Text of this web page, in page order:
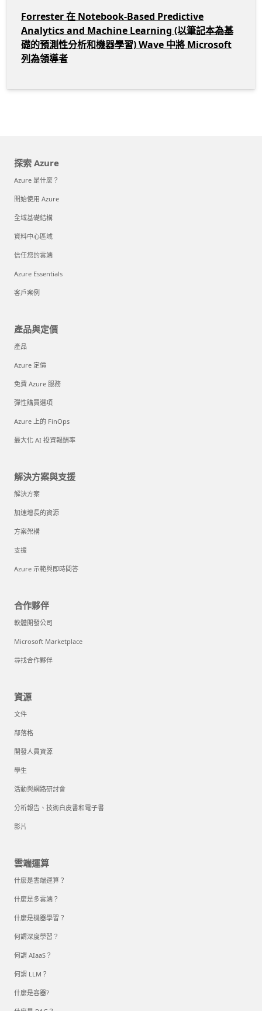
Forrester 在 Notebook-Based Predictive
Analytics and Machine Learning (以筆記本為基
礎的預測性分析和機器學習) Wave 中將 Microsoft
列為領導者
探索 Azure
Azure 是什麼？
開始使用 Azure
全域基礎結構
資料中心區域
信任您的雲端
Azure Essentials
客戶案例
產品與定價
產品
Azure 定價
免費 Azure 服務
彈性購買選項
Azure 上的 FinOps
最大化 AI 投資報酬率
解決方案與支援
解決方案
加速增長的資源
方案架構
支援
Azure 示範與即時問答
合作夥伴
軟體開發公司
Microsoft Marketplace
尋找合作夥伴
資源
文件
部落格
開發人員資源
學生
活動與網路研討會
分析報告、技術白皮書和電子書
影片
雲端運算
什麼是雲端運算？
什麼是多雲端？
什麼是機器學習？
何謂深度學習？
何謂 AIaaS？
何謂 LLM？
什麼是容器?